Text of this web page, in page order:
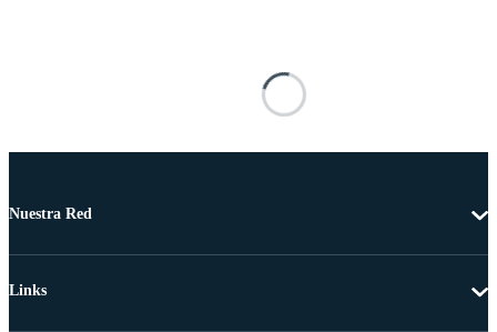
Nuestra Red
Links